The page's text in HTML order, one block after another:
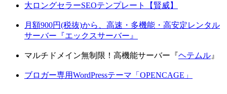
大ロングセラーSEOテンプレート【賢威】
月額900円(税抜)から、高速・多機能・高安定レンタル
サーバー『エックスサーバー』
マルチドメイン無制限！高機能サーバー『ヘテムル 』
ブロガー専用WordPressテーマ「OPENCAGE」